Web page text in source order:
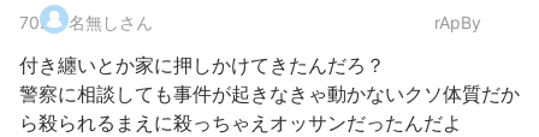
70. 名無しさん rApBy
付き纏いとか家に押しかけてきたんだろ？
警察に相談しても事件が起きなきゃ動かないクソ体質だか
ら殺られるまえに殺っちゃえオッサンだったんだよ